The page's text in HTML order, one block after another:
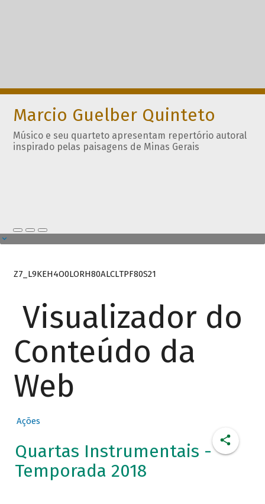
Marcio Guelber Quinteto
Músico e seu quarteto apresentam repertório autoral
inspirado pelas paisagens de Minas Gerais
Z7_L9KEH4O0LORH80ALCLTPF80S21
Visualizador do
Conteúdo da
Web
Ações
Quartas Instrumentais -
Temporada 2018